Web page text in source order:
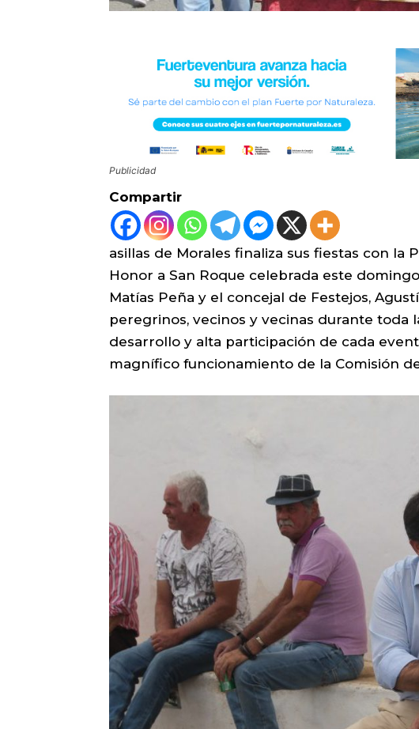
Publicidad
Compartir
asillas de Morales finaliza sus fiestas con la
Honor a San Roque celebrada este
Matías Peña y el concejal de Festejos,
peregrinos, vecinos y vecinas durante toda
desarrollo y alta participación de cada
magnífico funcionamiento de la Comisión